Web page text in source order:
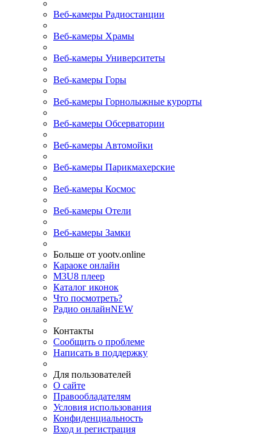
Веб-камеры Радиостанции
Веб-камеры Храмы
Веб-камеры Университеты
Веб-камеры Горы
Веб-камеры Горнолыжные курорты
Веб-камеры Обсерватории
Веб-камеры Автомойки
Веб-камеры Парикмахерские
Веб-камеры Космос
Веб-камеры Отели
Веб-камеры Замки
Больше от yootv.online
Караоке онлайн
M3U8 плеер
Каталог иконок
Что посмотреть?
Радио онлайнNEW
Контакты
Сообщить о проблеме
Написать в поддержку
Для пользователей
О сайте
Правообладателям
Условия использования
Конфиденциальность
Вход и регистрация